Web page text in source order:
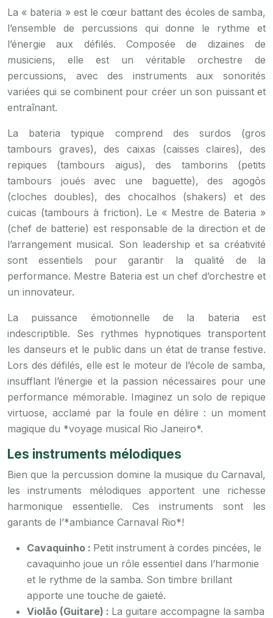
La « bateria » est le cœur battant des écoles de samba,
l’ensemble de percussions qui donne le rythme et
l’énergie aux défilés. Composée de dizaines de
musiciens, elle est un véritable orchestre de
percussions, avec des instruments aux sonorités
variées qui se combinent pour créer un son puissant et
entraînant.
La bateria typique comprend des surdos (gros
tambours graves), des caixas (caisses claires), des
repiques (tambours aigus), des tamborins (petits
tambours joués avec une baguette), des agogôs
(cloches doubles), des chocalhos (shakers) et des
cuicas (tambours à friction). Le « Mestre de Bateria »
(chef de batterie) est responsable de la direction et de
l’arrangement musical. Son leadership et sa créativité
sont essentiels pour garantir la qualité de la
performance. Mestre Bateria est un chef d’orchestre et
un innovateur.
La puissance émotionnelle de la bateria est
indescriptible. Ses rythmes hypnotiques transportent
les danseurs et le public dans un état de transe festive.
Lors des défilés, elle est le moteur de l’école de samba,
insufflant l’énergie et la passion nécessaires pour une
performance mémorable. Imaginez un solo de repique
virtuose, acclamé par la foule en délire : un moment
magique du *voyage musical Rio Janeiro*.
Les instruments mélodiques
Bien que la percussion domine la musique du Carnaval,
les instruments mélodiques apportent une richesse
harmonique essentielle. Ces instruments sont les
garants de l’*ambiance Carnaval Rio*!
Cavaquinho : Petit instrument à cordes pincées, le
cavaquinho joue un rôle essentiel dans l’harmonie
et le rythme de la samba. Son timbre brillant
apporte une touche de gaieté.
Violão (Guitare) : La guitare accompagne la samba